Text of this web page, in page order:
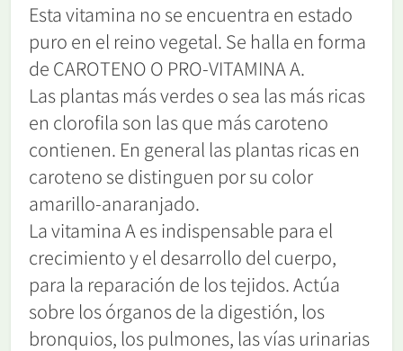
Esta vitamina no se encuentra en estado
puro en el reino vegetal. Se halla en forma
de CAROTENO O PRO-VITAMINA A.
Las plantas más verdes o sea las más ricas
en clorofila son las que más caroteno
contienen. En general las plantas ricas en
caroteno se distinguen por su color
amarillo-anaranjado.
La vitamina A es indispensable para el
crecimiento y el desarrollo del cuerpo,
para la reparación de los tejidos. Actúa
sobre los órganos de la digestión, los
bronquios, los pulmones, las vías urinarias